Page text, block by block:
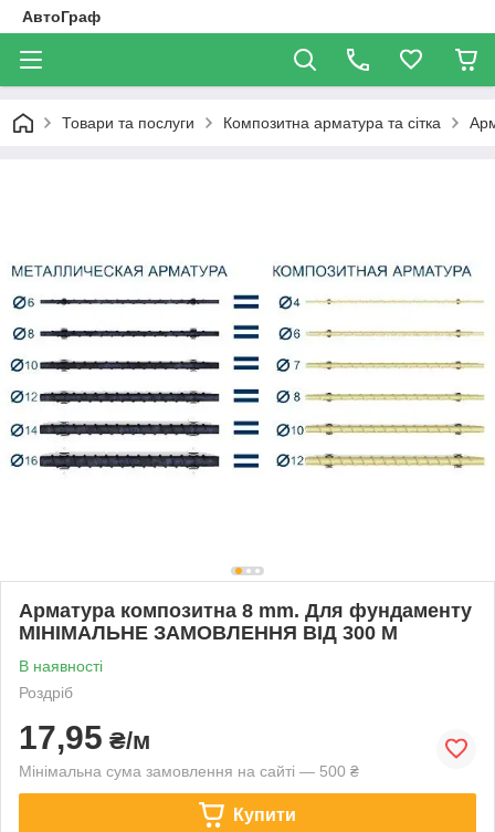
АвтоГраф
Товари та послуги Композитна арматура та сітка
Арматура композитна 8 mm. Для фундаменту
МІНІМАЛЬНЕ ЗАМОВЛЕННЯ ВІД 300 М
В наявності
Роздріб
17,95 ₴/м
Мінімальна сума замовлення на сайті — 500 ₴
Купити